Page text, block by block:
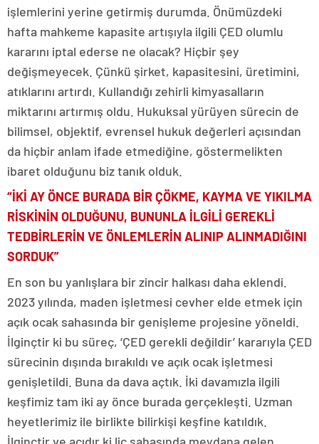
işlemlerini yerine getirmiş durumda. Önümüzdeki
hafta mahkeme kapasite artışıyla ilgili ÇED olumlu
kararını iptal ederse ne olacak? Hiçbir şey
değişmeyecek. Çünkü şirket, kapasitesini, üretimini,
atıklarını artırdı. Kullandığı zehirli kimyasalların
miktarını artırmış oldu. Hukuksal yürüyen sürecin de
bilimsel, objektif, evrensel hukuk değerleri açısından
da hiçbir anlam ifade etmediğine, göstermelikten
ibaret olduğunu biz tanık olduk.
“İKİ AY ÖNCE BURADA BİR ÇÖKME, KAYMA VE YIKILMA
RİSKİNİN OLDUĞUNU, BUNUNLA İLGİLİ GEREKLİ
TEDBİRLERİN VE ÖNLEMLERİN ALINIP ALINMADIĞINI
SORDUK”
En son bu yanlışlara bir zincir halkası daha eklendi.
2023 yılında, maden işletmesi cevher elde etmek için
açık ocak sahasında bir genişleme projesine yöneldi.
İlginçtir ki bu süreç, ‘ÇED gerekli değildir’ kararıyla ÇED
sürecinin dışında bırakıldı ve açık ocak işletmesi
genişletildi. Buna da dava açtık. İki davamızla ilgili
keşfimiz tam iki ay önce burada gerçekleşti. Uzman
heyetlerimiz ile birlikte bilirkişi keşfine katıldık.